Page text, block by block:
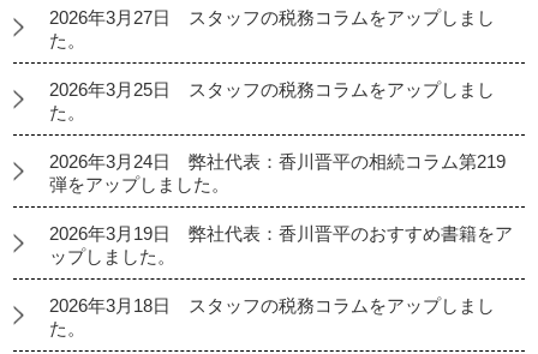
2026年3月27日 スタッフの税務コラムをアップしまし
た。
2026年3月25日 スタッフの税務コラムをアップしまし
た。
2026年3月24日 弊社代表：香川晋平の相続コラム第219
弾をアップしました。
2026年3月19日 弊社代表：香川晋平のおすすめ書籍をア
ップしました。
2026年3月18日 スタッフの税務コラムをアップしまし
た。